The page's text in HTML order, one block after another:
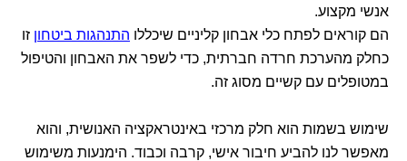
אנשי מקצוע.
הם קוראים לפתח כלי אבחון קליניים שיכללו התנהגות ביטחון זו
כחלק מהערכת חרדה חברתית, כדי לשפר את האבחון והטיפול
במטופלים עם קשיים מסוג זה.
שימוש בשמות הוא חלק מרכזי באינטראקציה האנושית, והוא
מאפשר לנו להביע חיבור אישי, קרבה וכבוד. הימנעות משימוש